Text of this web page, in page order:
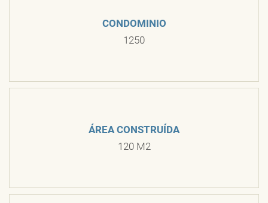
CONDOMINIO
1250
ÁREA CONSTRUÍDA
120 M2